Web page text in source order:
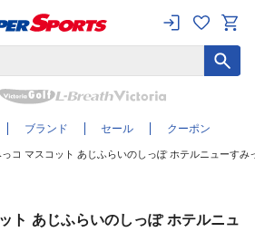
ブランド セール クーポン
っコ マスコット あじふらいのしっぽ ホテルニューすみ
ト あじふらいのしっぽ ホテルニュ